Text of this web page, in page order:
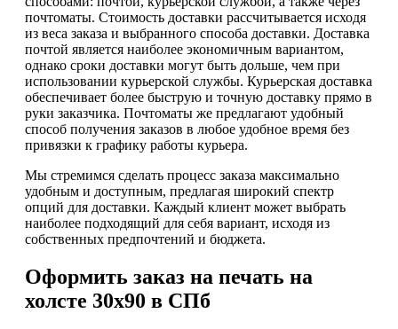
почтоматы. Стоимость доставки рассчитывается исходя
из веса заказа и выбранного способа доставки. Доставка
почтой является наиболее экономичным вариантом,
однако сроки доставки могут быть дольше, чем при
использовании курьерской службы. Курьерская доставка
обеспечивает более быструю и точную доставку прямо в
руки заказчика. Почтоматы же предлагают удобный
способ получения заказов в любое удобное время без
привязки к графику работы курьера.
Мы стремимся сделать процесс заказа максимально
удобным и доступным, предлагая широкий спектр
опций для доставки. Каждый клиент может выбрать
наиболее подходящий для себя вариант, исходя из
собственных предпочтений и бюджета.
Оформить заказ на печать на
холсте 30х90 в СПб